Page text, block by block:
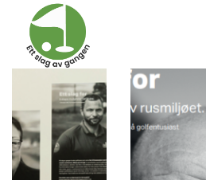
Finansavisen